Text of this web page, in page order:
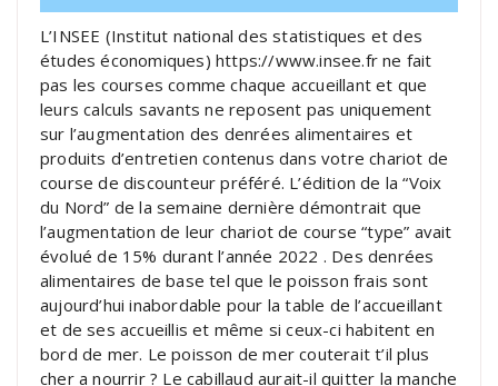
L’INSEE (Institut national des statistiques et des
études économiques) https://www.insee.fr ne fait
pas les courses comme chaque accueillant et que
leurs calculs savants ne reposent pas uniquement
sur l’augmentation des denrées alimentaires et
produits d’entretien contenus dans votre chariot de
course de discounteur préféré. L’édition de la “Voix
du Nord” de la semaine dernière démontrait que
l’augmentation de leur chariot de course “type” avait
évolué de 15% durant l’année 2022 . Des denrées
alimentaires de base tel que le poisson frais sont
aujourd’hui inabordable pour la table de l’accueillant
et de ses accueillis et même si ceux-ci habitent en
bord de mer. Le poisson de mer couterait t’il plus
cher a nourrir ? Le cabillaud aurait-il quitter la manche